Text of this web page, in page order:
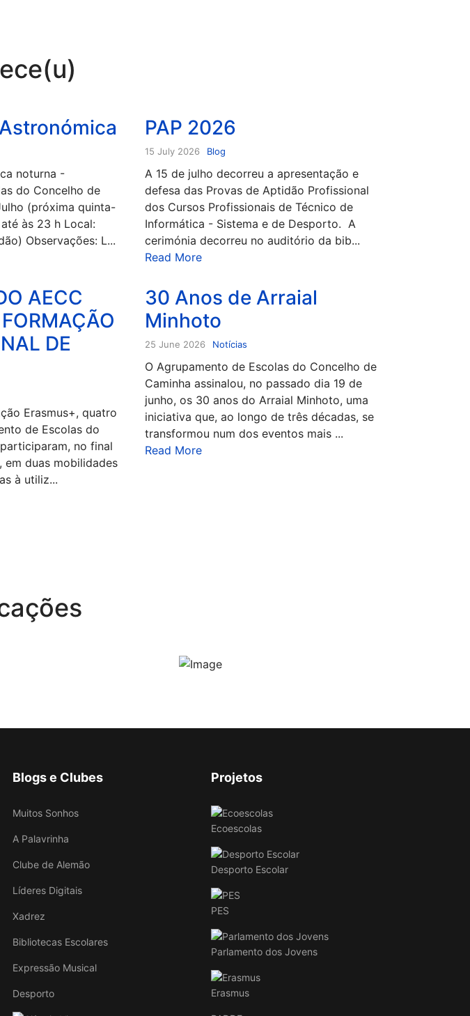
noturna -
do Concelho de
(próxima quinta-
às 23 h Local:
Observações: L...
PAP 2026
15 July 2026 Blog
A 15 de julho decorreu a apresentação e
defesa das Provas de Aptidão Profissional
dos Cursos Profissionais de Técnico de
Informática - Sistema e de Desporto. A
cerimónia decorreu no auditório da bib...
Read More
AECC
DE
Erasmus+, quatro
de Escolas do
no final
duas mobilidades
à utiliz...
30 Anos de Arraial
Minhoto
25 June 2026 Notícias
O Agrupamento de Escolas do Concelho de
Caminha assinalou, no passado dia 19 de
junho, os 30 anos do Arraial Minhoto, uma
iniciativa que, ao longo de três décadas, se
transformou num dos eventos mais ...
Read More
Blogs e Clubes
Muitos Sonhos
A Palavrinha
Clube de Alemão
Líderes Digitais
Xadrez
Bibliotecas Escolares
Expressão Musical
Desporto
Projetos
Ecoescolas
Desporto Escolar
PES
Parlamento dos Jovens
Erasmus